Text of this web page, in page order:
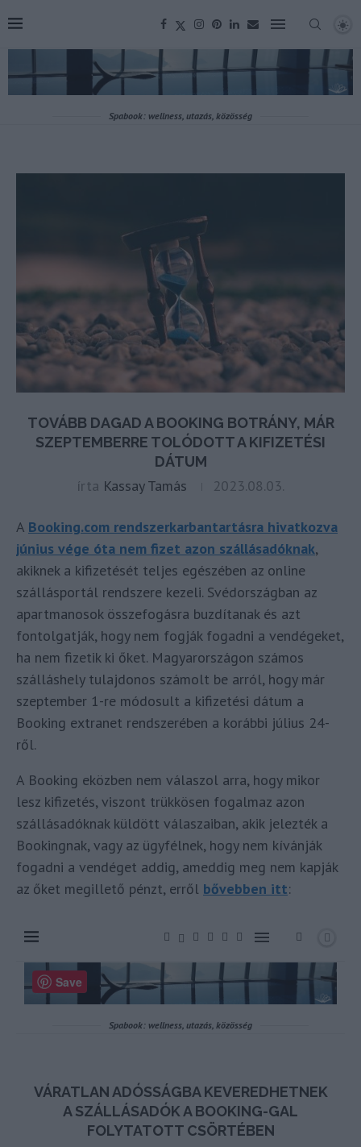
Spabook: wellness, utazás, közösség
TOVÁBB DAGAD A BOOKING BOTRÁNY, MÁR
SZEPTEMBERRE TOLÓDOTT A KIFIZETÉSI
DÁTUM
írta Kassay Tamás 2023.08.03.
A Booking.com rendszerkarbantartásra hivatkozva
június vége óta nem fizet azon szállásadóknak,
akiknek a kifizetését teljes egészében az online
szállásportál rendszere kezeli. Svédországban az
apartmanosok összefogásra buzdítanak és azt
fontolgatják, hogy nem fogják fogadni a vendégeket,
ha nem fizetik ki őket. Magyarországon számos
szálláshely tulajdonos számolt be arról, hogy már
szeptember 1-re módosult a kifizetési dátum a
Booking extranet rendszerében a korábbi július 24-
ről.
A Booking eközben nem válaszol arra, hogy mikor
lesz kifizetés, viszont trükkösen fogalmaz azon
szállásadóknak küldött válaszaiban, akik jelezték a
Bookingnak, vagy az ügyfélnek, hogy nem kívánják
fogadni a vendéget addig, ameddig meg nem kapják
az őket megillető pénzt, erről bővebben itt: